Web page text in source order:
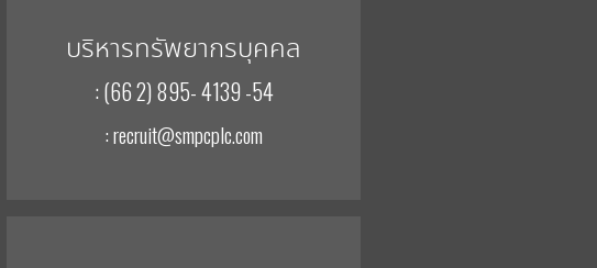
บริหารทรัพยากรบุคคล
: (66 2) 895- 4139 -54
: recruit@smpcplc.com